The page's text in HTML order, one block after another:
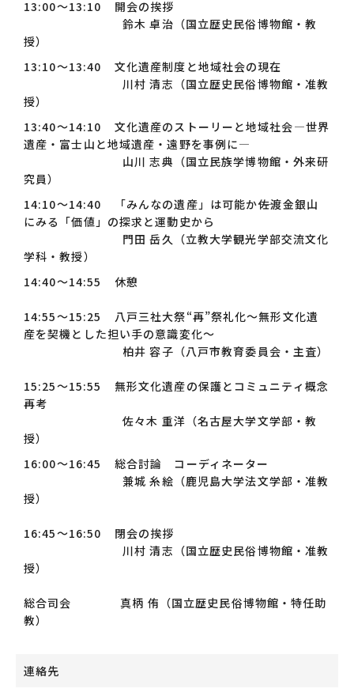
13:00～13:10 開会の挨拶
鈴木 卓治（国立歴史民俗博物館・教
授）
13:10～13:40 文化遺産制度と地域社会の現在
川村 清志（国立歴史民俗博物館・准教
授）
13:40～14:10 文化遺産のストーリーと地域社会―世界
遺産・富士山と地域遺産・遠野を事例に―
山川 志典（国立民族学博物館・外来研
究員）
14:10～14:40 「みんなの遺産」は可能か――佐渡金銀山
にみる「価値」の探求と運動史から
門田 岳久（立教大学観光学部交流文化
学科・教授）
14:40～14:55 休憩
14:55～15:25 八戸三社大祭“再”祭礼化～無形文化遺
産を契機とした担い手の意識変化～
柏井 容子（八戸市教育委員会・主査）
15:25～15:55 無形文化遺産の保護とコミュニティ概念
再考
佐々木 重洋（名古屋大学文学部・教
授）
16:00～16:45 総合討論 コーディネーター
兼城 糸絵（鹿児島大学法文学部・准教
授）
16:45～16:50 閉会の挨拶
川村 清志（国立歴史民俗博物館・准教
授）
総合司会 真柄 侑（国立歴史民俗博物館・特任助
教）
連絡先